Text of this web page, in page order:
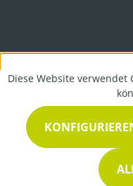
Diese Website